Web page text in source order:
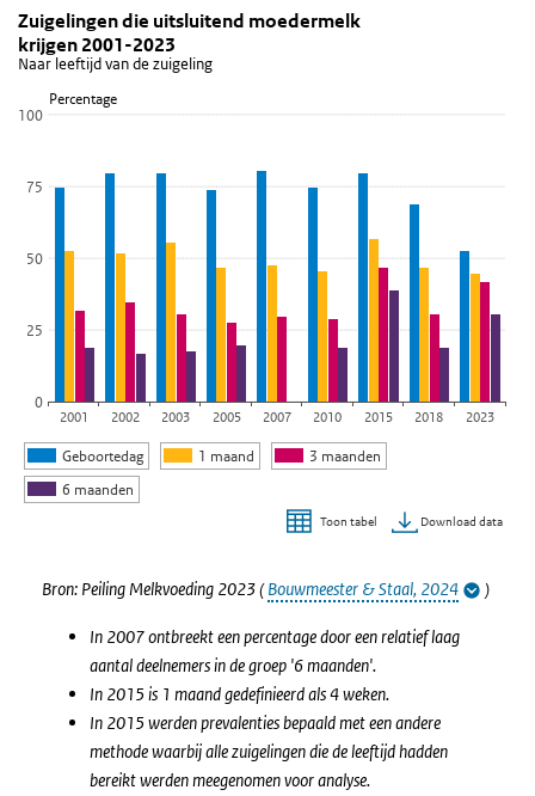
Trend in het geven van borstvoeding
Sla de grafiek 'Zuigelingen die uitsluitend moedermelk krijgen
Zuigelingen die uitsluitend moedermelk krijgen
Staaf grafiek met 4 reeksen.
Naar leeftijd van de zuigeling
Bekijk als data tabel.
De grafiek heeft 1 Y-as die Percentage weergeeft.
Percentage
Zuigelingen die uitsluitend moedermelk
krijgen 2001-2023
Naar leeftijd van de zuigeling
Geboortedag 1 maand
3 maanden
6 maanden
0
25
50
75
100
2001 2002 2003 2005 2007 2010 2015 2018 2023
Toon tabel Download data
Bron: Peiling Melkvoeding 2023 ( Bouwmeester & Staal, 2024 )
In 2007 ontbreekt een percentage door een relatief laag
aantal deelnemers in de groep '6 maanden'.
In 2015 is 1 maand gedefinieerd als 4 weken.
In 2015 werden prevalenties bepaald met een andere
methode waarbij alle zuigelingen die de leeftijd hadden
bereikt werden meegenomen voor analyse.